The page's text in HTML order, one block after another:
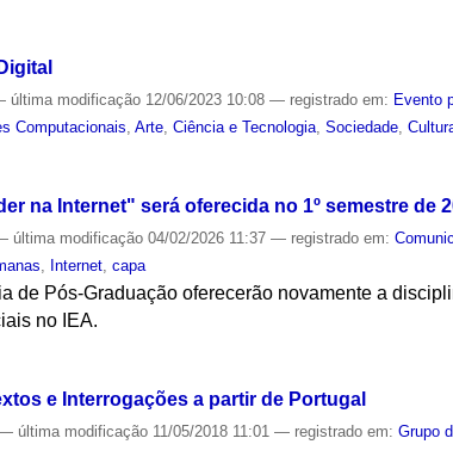
última modificação 12/06/2023 10:08— registrado em: Evento
Computacionais,Arte,Ciência e Tecnologia,Sociedade,
na Internet" será oferecida no 1º semestre de
última modificação 04/02/2026 11:37— registrado em:
Internet ,capa
de Pós-Graduação oferecerão novamente a
no IEA.
e Interrogações a partir de Portugal
última modificação 11/05/2018 11:01— registrado em:Grupo